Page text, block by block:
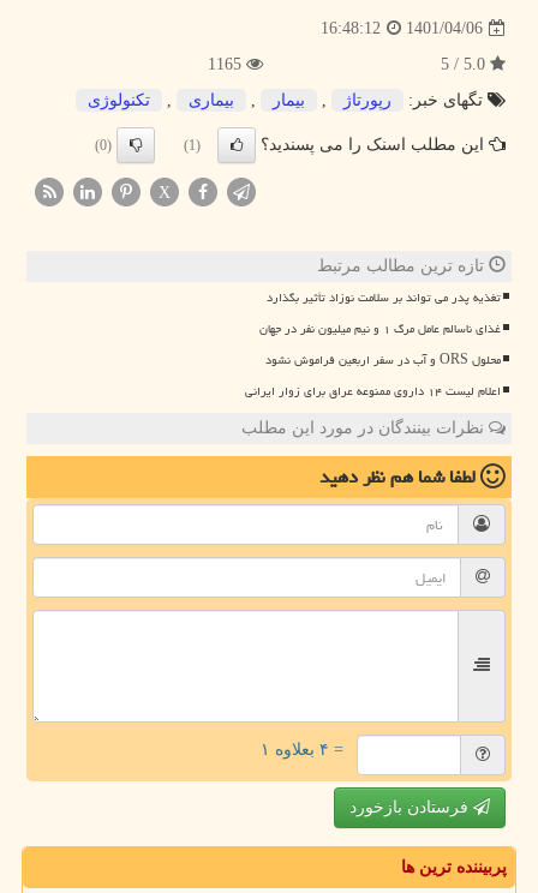
1401/04/06
16:48:12
تگهای خبر:
رپورتاژ , بیمار , بیماری , تكنولوژی
این مطلب اسنک را می پسندید؟ (1)
(0)
X
تازه ترین مطالب مرتبط
تغذیه پدر می تواند بر سلامت نوزاد تأثیر بگذارد
غذای ناسالم عامل مرگ ۱ و نیم میلیون نفر در جهان
محلول ORS و آب در سفر اربعین فراموش نشود
اعلام لیست ۱۴ داروی ممنوعه عراق برای زوار ایرانی
نظرات بینندگان در مورد این مطلب
لطفا شما همنظر دهید
= ۴ بعلاوه ۱
فرستادن بازخورد
پربیننده ترین ها